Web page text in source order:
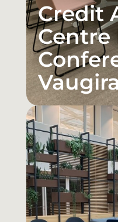
Credit
Centre